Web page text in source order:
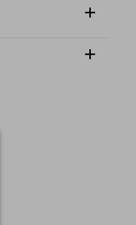
Urlaub noch ein paar